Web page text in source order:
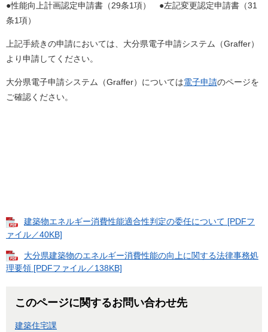
●性能向上計画認定申請書（29条1項） ●左記変更認定申請書（31
条1項）
上記手続きの申請においては、大分県電子申請システム（Graffer）
より申請してください。
大分県電子申請システム（Graffer）については電子申請のページを
ご確認ください。
建築物エネルギー消費性能適合性判定の委任について [PDFフ
ァイル／40KB]
大分県建築物のエネルギー消費性能の向上に関する法律事務処
理要領 [PDFファイル／138KB]
このページに関するお問い合わせ先
建築住宅課